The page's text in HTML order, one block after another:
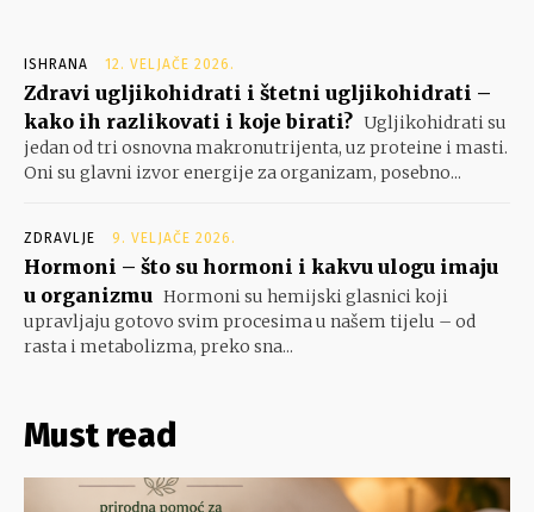
ISHRANA 12. VELJAČE 2026.
Zdravi ugljikohidrati i štetni ugljikohidrati –
kako ih razlikovati i koje birati? Ugljikohidrati su
jedan od tri osnovna makronutrijenta, uz proteine i masti.
Oni su glavni izvor energije za organizam, posebno...
ZDRAVLJE 9. VELJAČE 2026.
Hormoni – što su hormoni i kakvu ulogu imaju
u organizmu Hormoni su hemijski glasnici koji
upravljaju gotovo svim procesima u našem tijelu – od
rasta i metabolizma, preko sna...
Must read